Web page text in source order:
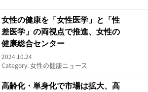
女性の健康を「女性医学」と「性差医学」の両
女性の健康を「女性医学」と「性
差医学」の両視点で推進、女性の
健康総合センター
2024.10.24
Category:女性の健康ニュース
高齢化・単身化で市場は拡大、高齢者食・病者
高齢化・単身化で市場は拡大、高